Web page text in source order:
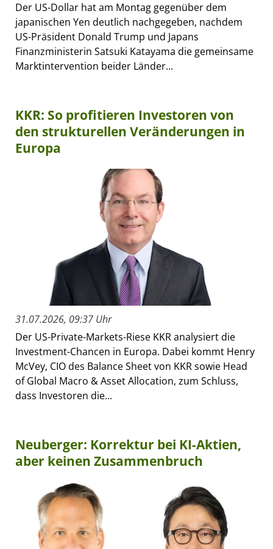
Der US-Dollar hat am Montag gegenüber dem
japanischen Yen deutlich nachgegeben, nachdem
US-Präsident Donald Trump und Japans
Finanzministerin Satsuki Katayama die gemeinsame
Marktintervention beider Länder...
KKR: So profitieren Investoren von
den strukturellen Veränderungen in
Europa
31.07.2026, 09:37 Uhr
Der US-Private-Markets-Riese KKR analysiert die
Investment-Chancen in Europa. Dabei kommt Henry
McVey, CIO des Balance Sheet von KKR sowie Head
of Global Macro & Asset Allocation, zum Schluss,
dass Investoren die...
Neuberger: Korrektur bei KI-Aktien,
aber keinen Zusammenbruch